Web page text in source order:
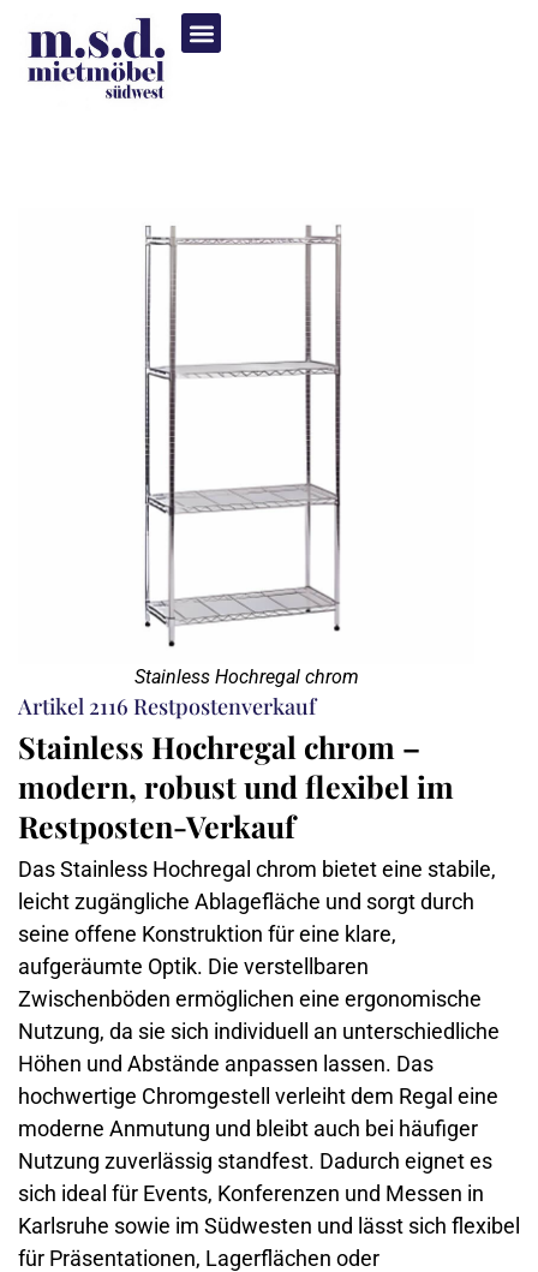
Stainless Hochregal chrom
Artikel 2116 Restpostenverkauf
Stainless Hochregal chrom –
modern, robust und flexibel im
Restposten-Verkauf
Das Stainless Hochregal chrom bietet eine stabile,
leicht zugängliche Ablagefläche und sorgt durch
seine offene Konstruktion für eine klare,
aufgeräumte Optik. Die verstellbaren
Zwischenböden ermöglichen eine ergonomische
Nutzung, da sie sich individuell an unterschiedliche
Höhen und Abstände anpassen lassen. Das
hochwertige Chromgestell verleiht dem Regal eine
moderne Anmutung und bleibt auch bei häufiger
Nutzung zuverlässig standfest. Dadurch eignet es
sich ideal für Events, Konferenzen und Messen in
Karlsruhe sowie im Südwesten und lässt sich flexibel
für Präsentationen, Lagerflächen oder